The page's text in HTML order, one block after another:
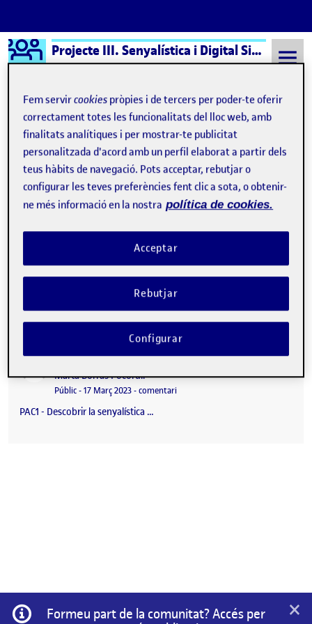
Saltar al contingut
Logo Ágora Projecte III. Senyalística i Digital Signage aula 1
Semestre 20222 - Aula 1 Marta Borras Pocorull
Marta Borras Pocorull
Publicat per
Marta Borras Pocorull
Data de publicació8 setembre, 2023 12:12 pm
comentariel Projecte III: Senyalística i Digital
Hola companys, Aquí us deixo el meu procés de redisseny del
sistema de senyalística del festival Arenal Sound, espero que us
Publicat perPAC1 – Descobrir la senyalística
Publicat per
Marta Borras Pocorull
Visibilitat:
Públic-Data de publicació
17 Març 2023-comentariel PAC1 – Descobrir la senyalística
PAC1 - Descobrir la senyalística …
Informació
Formeu part de la comunitat? Accés per
×
Fem servircookies pròpies i de tercers per poder-te oferir
correctament totes les funcionalitats del lloc web, amb
finalitats analítiques i per mostrar-te publicitat
personalitzada d'acord amb un perfil elaborat a partir dels
teus hàbits de navegació. Pots acceptar, rebutjar o
configurar les teves preferències fent clic a sota, o obtenir-
ne més informació en la nostra política de cookies.
Rebutjar
Acceptar
Configurar